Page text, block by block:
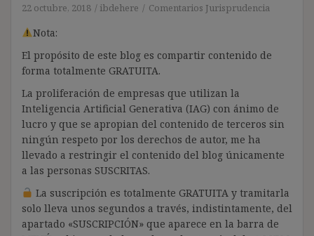
22 octubre, 2018 ibdehere Comentarios Jurisprudencia
Nota:
El propósito de este blog es compartir contenido de
forma totalmente GRATUITA.
La proliferación de empresas que utilizan la
Inteligencia Artificial Generativa (IAG) con ánimo de
lucro y que se apropian del contenido de terceros sin
ningún respeto por los derechos de autor, me ha
llevado a restringir el contenido del blog únicamente
a las personas SUSCRITAS.
La suscripción es totalmente GRATUITA y tramitarla
solo lleva unos segundos a través, indistintamente, del
apartado «SUSCRIPCIÓN» que aparece en la barra de